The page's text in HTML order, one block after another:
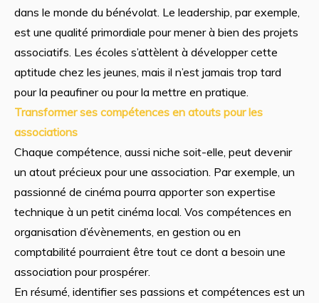
dans le monde du bénévolat. Le leadership, par exemple,
est une qualité primordiale pour mener à bien des projets
associatifs. Les écoles s’attèlent à développer cette
aptitude chez les jeunes, mais il n’est jamais trop tard
pour la peaufiner ou pour la mettre en pratique.
Transformer ses compétences en atouts pour les
associations
Chaque compétence, aussi niche soit-elle, peut devenir
un atout précieux pour une association. Par exemple, un
passionné de cinéma pourra apporter son expertise
technique à un petit cinéma local. Vos compétences en
organisation d’évènements, en gestion ou en
comptabilité pourraient être tout ce dont a besoin une
association pour prospérer.
En résumé, identifier ses passions et compétences est un